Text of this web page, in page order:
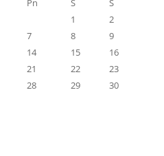
Pn Š
S
1
2
7 8
9
14 15
16
21 22
23
28 29
30